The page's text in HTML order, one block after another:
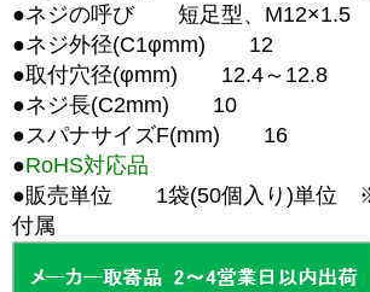
●ネジの呼び 短足型、M12×1.5
●ネジ外径(C1φmm) 12
●取付穴径(φmm) 12.4～12.8
●ネジ長(C2mm) 10
●スパナサイズF(mm) 16
●RoHS対応品
●販売単位 1袋(50個入り)単位 ※
付属